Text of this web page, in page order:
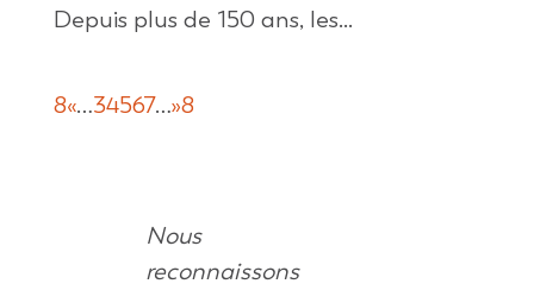
Depuis plus de 150 ans, les...
8«…34567…»8
Nous
reconnaissons